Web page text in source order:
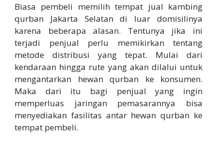
Biasa pembeli memilih tempat jual kambing
qurban Jakarta Selatan di luar domisilinya
karena beberapa alasan. Tentunya jika ini
terjadi penjual perlu memikirkan tentang
metode distribusi yang tepat. Mulai dari
kendaraan hingga rute yang akan dilalui untuk
mengantarkan hewan qurban ke konsumen.
Maka dari itu bagi penjual yang ingin
memperluas jaringan pemasarannya bisa
menyediakan fasilitas antar hewan qurban ke
tempat pembeli.